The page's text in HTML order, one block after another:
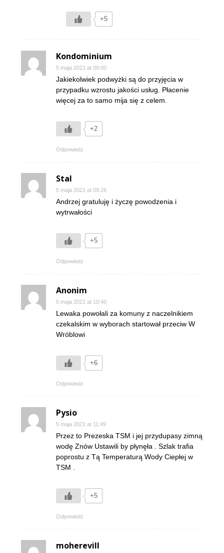
+5
Kondominium
5 maja 2021 at 09:00
Jakiekolwiek podwyżki są do przyjęcia w
przypadku wzrostu jakości usług. Płacenie
więcej za to samo mija się z celem.
+2
Odpowiedz
Stal
5 maja 2021 at 09:26
Andrzej gratuluję i życzę powodzenia i
wytrwałości
+5
Odpowiedz
Anonim
5 maja 2021 at 10:40
Lewaka powołali za komuny z naczelnikiem
czekalskim w wyborach startował przeciw W
Wróblowi
+6
Odpowiedz
Pysio
5 maja 2021 at 11:49
Przez to Prezeska TSM i jej przydupasy zimną
wodę Znów Ustawili by płynęła . Szlak trafia
poprostu z Tą Temperaturą Wody Ciepłej w
TSM .
+5
Odpowiedz
moherevill